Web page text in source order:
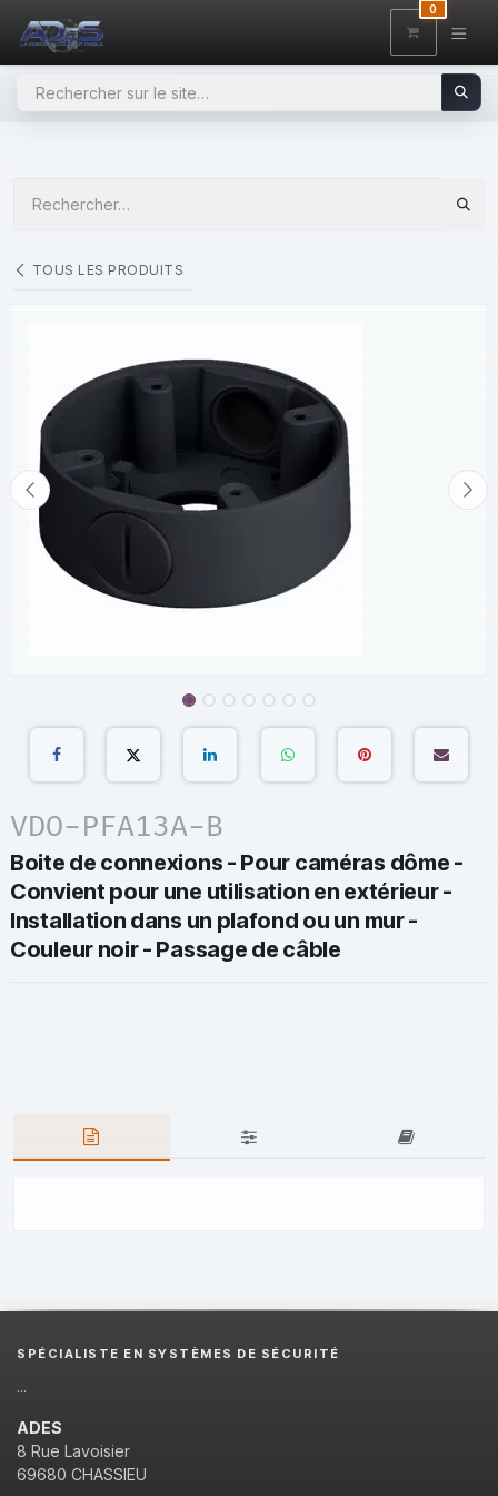
0
TOUS LES PRODUITS
VDO-PFA13A-B
Boite de connexions - Pour caméras dôme -
Convient pour une utilisation en extérieur -
Installation dans un plafond ou un mur -
Couleur noir - Passage de câble
SPÉCIALISTE EN SYSTÈMES DE SÉCURITÉ
...
ADES
8 Rue Lavoisier
69680 CHASSIEU